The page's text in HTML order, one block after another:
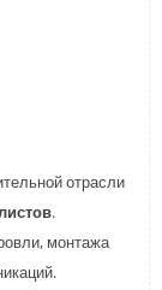
отрасли
.
монтажа